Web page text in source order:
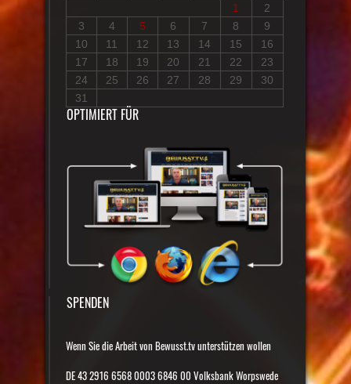
1
2
3
4 5 6 7 8
9
10
11 12 13 14 15
16
17
18 19 20 21 22
23
24
25 26 27 28 29
30
31
OPTIMIERT FÜR
SPENDEN
Wenn Sie die Arbeit von Bewusst.tv unterstützen wollen
DE 43 2916 6568 0003 6846 00 Volksbank Worpswede